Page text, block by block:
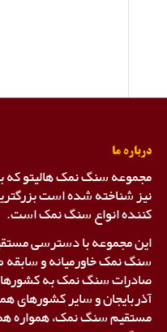
درباره ما
مجموعه سنگ نمک هالیتو
نیز شناخته شده است
کننده انواع سنگ نمک است.
این مجموعه با دسترسی
سنگ نمک خاورمیانه و سابقه
صادرات سنگ نمک به
آذربایجان و سایر کشورهای
مستقیم سنگ نمک، همواره